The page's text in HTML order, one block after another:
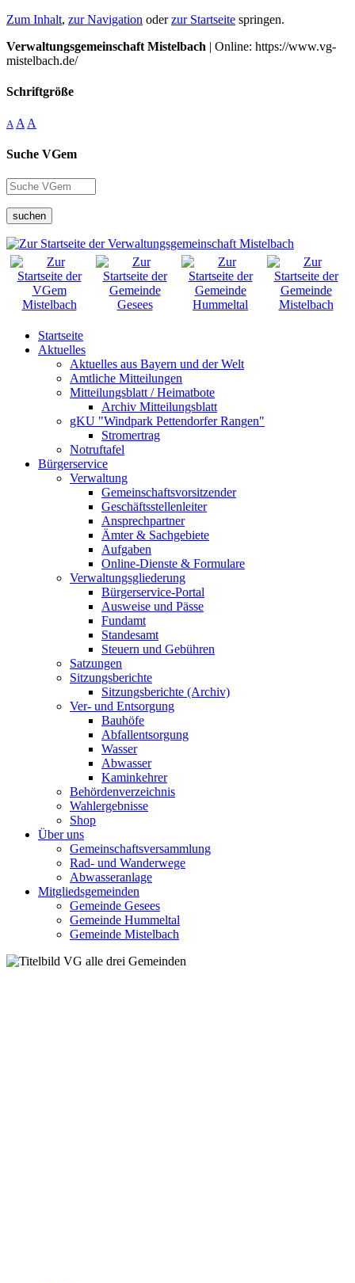
Zum Inhalt, zur Navigation oderzur Startseite springen.
Verwaltungsgemeinschaft Mistelbach | Online: https://www.vg-
mistelbach.de/
Schriftgröße
A A A
Suche VGem
suchen
Startseite
Aktuelles
Aktuelles aus Bayern und der Welt
Amtliche Mitteilungen
Mitteilungsblatt / Heimatbote
Archiv Mitteilungsblatt
gKU "Windpark Pettendorfer Rangen"
Stromertrag
Notruftafel
Bürgerservice
Verwaltung
Gemeinschaftsvorsitzender
Geschäftsstellenleiter
Ansprechpartner
Ämter & Sachgebiete
Aufgaben
Online-Dienste & Formulare
Verwaltungsgliederung
Bürgerservice-Portal
Ausweise und Pässe
Fundamt
Standesamt
Steuern und Gebühren
Satzungen
Sitzungsberichte
Sitzungsberichte (Archiv)
Ver- und Entsorgung
Bauhöfe
Abfallentsorgung
Wasser
Abwasser
Kaminkehrer
Behördenverzeichnis
Wahlergebnisse
Shop
Über uns
Gemeinschaftsversammlung
Rad- und Wanderwege
Abwasseranlage
Mitgliedsgemeinden
Gemeinde Gesees
Gemeinde Hummeltal
Gemeinde Mistelbach